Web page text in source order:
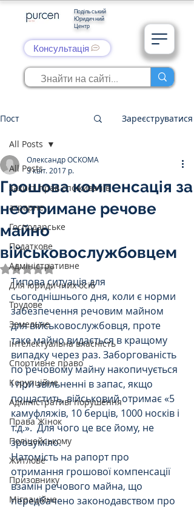
Подільський
Юридичний
Центр
Консультація
Пост Зареєструватися
All Posts
захист прав споживачів
аграрне
Господарське
Податкове
Адміністративне
Для юридичних осіб
Трудове
Земельне
Інтелектуальна власність
Спортивне право
Корупційне
Адміністративі порушення
Права Жінок
Поліцейському
Житлове
Призовнику
Міграційне
All Posts
Грошова компенсація за
неотримане речове
майно
військовослужбовцем
Олександр ОСКОМА
3 квіт. 2017 р.
Оцінка: NaN з 5 зірок.
Типова ситуація для
сьогоднішнього дня, коли є норми
забезпечення речовим майном
для військовослужбовця, проте
таке майно видається в кращому
випадку через раз. Заборгованість
по речовому майну накопичується
і при звільненні в запас, якщо
пощастить, військовий отримає «5
камуфляжів, 10 берців, 1000 носків і
т.д.».  Для чого це все йому, не
зрозуміло.
Натомість на рапорт про
отримання грошової компенсації
взамін речового майна, що
передбачено законодавством про